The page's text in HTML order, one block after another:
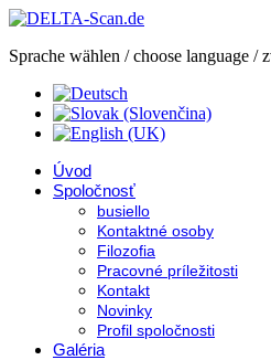
Sprache wählen / choose language /
Úvod
Spoločnosť
busiello
Kontaktné osoby
Filozofia
Pracovné príležitosti
Kontakt
Novinky
Profil spoločnosti
Galéria